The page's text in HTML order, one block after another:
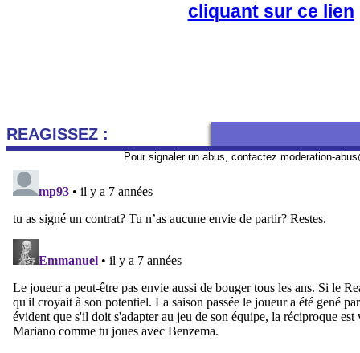
cliquant sur ce lien
REAGISSEZ :
Pour signaler un abus, contactez moderation-